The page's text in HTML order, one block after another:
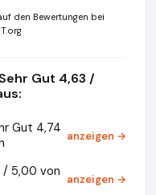
den Bewertungen bei
Gut 4,63 /
Gut 4,74 anzeigen →
5,00 von anzeigen →